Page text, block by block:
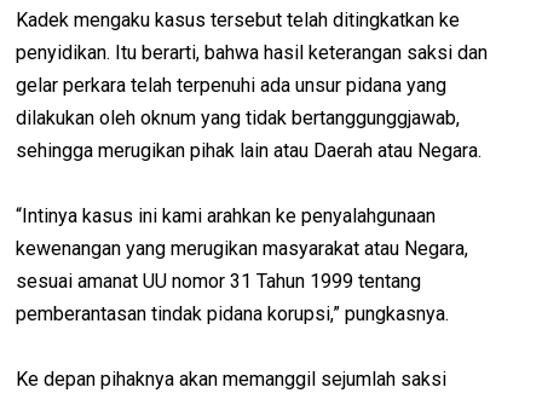
Kadek mengaku kasus tersebut telah ditingkatkan ke
penyidikan. Itu berarti, bahwa hasil keterangan saksi dan
gelar perkara telah terpenuhi ada unsur pidana yang
dilakukan oleh oknum yang tidak bertanggunggjawab,
sehingga merugikan pihak lain atau Daerah atau Negara.
“Intinya kasus ini kami arahkan ke penyalahgunaan
kewenangan yang merugikan masyarakat atau Negara,
sesuai amanat UU nomor 31 Tahun 1999 tentang
pemberantasan tindak pidana korupsi,” pungkasnya.
Ke depan pihaknya akan memanggil sejumlah saksi